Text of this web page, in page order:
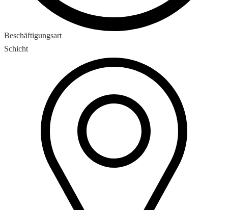
Beschäftigungsart
Schicht